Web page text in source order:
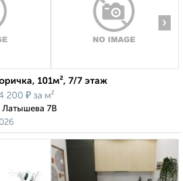
›
101м², 7/7 этаж
200 ₽ за м²
Латышева 7В